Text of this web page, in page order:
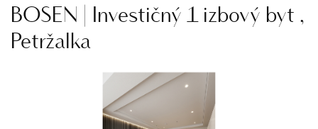
BOSEN | Investičný 1 izbový byt ,
Petržalka